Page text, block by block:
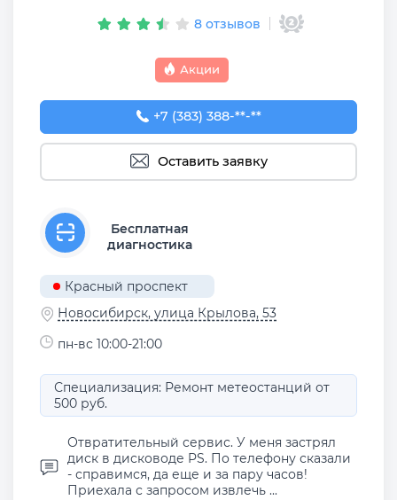
8 отзывов
Акции
+7 (383) 388-93-76
+7 (383) 388-**-**
Оставить заявку
Бесплатная
диагностика
Красный проспект
Новосибирск, улица Крылова, 53
пн-вс 10:00-21:00
Специализация: Ремонт метеостанций от
500 руб.
Отвратительный сервис. У меня застрял
диск в дисководе PS. По телефону сказали
- справимся, да еще и за пару часов!
Приехала с запросом извлечь ...